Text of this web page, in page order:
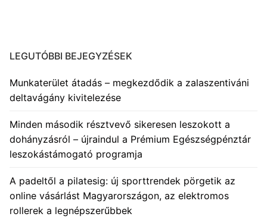
LEGUTÓBBI BEJEGYZÉSEK
Munkaterület átadás – megkezdődik a zalaszentiváni
deltavágány kivitelezése
Minden második résztvevő sikeresen leszokott a
dohányzásról – újraindul a Prémium Egészségpénztár
leszokástámogató programja
A padeltől a pilatesig: új sporttrendek pörgetik az
online vásárlást Magyarországon, az elektromos
rollerek a legnépszerűbbek